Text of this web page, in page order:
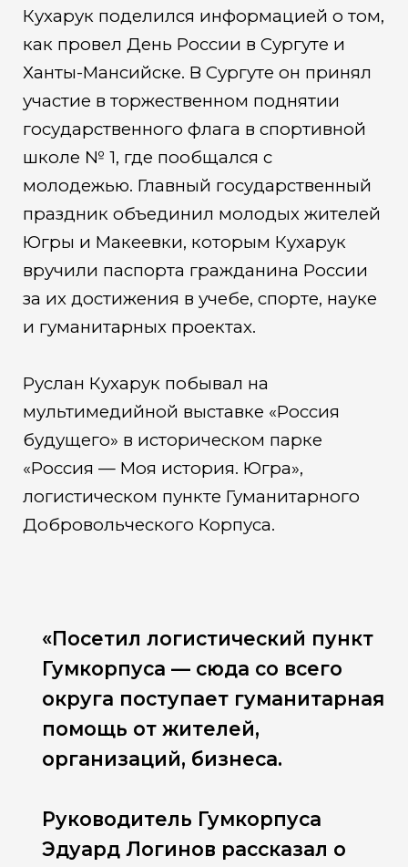
Кухарук поделился информацией о том,
как провел День России в Сургуте и
Ханты-Мансийске. В Сургуте он принял
участие в торжественном поднятии
государственного флага в спортивной
школе № 1, где пообщался с
молодежью. Главный государственный
праздник объединил молодых жителей
Югры и Макеевки, которым Кухарук
вручили паспорта гражданина России
за их достижения в учебе, спорте, науке
и гуманитарных проектах.
Руслан Кухарук побывал на
мультимедийной выставке «Россия
будущего» в историческом парке
«Россия — Моя история. Югра»,
логистическом пункте Гуманитарного
Добровольческого Корпуса.
«Посетил логистический пункт
Гумкорпуса — сюда со всего
округа поступает гуманитарная
помощь от жителей,
организаций, бизнеса.
Руководитель Гумкорпуса
Эдуард Логинов рассказал о